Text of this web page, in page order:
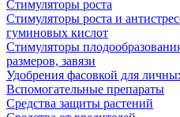
Стимуляторы роста
Стимуляторы роста и
гуминовых кислот
Стимуляторы
размеров, завязи
Удобрения фасовкой для
Вспомогательные препараты
Средства защиты растений